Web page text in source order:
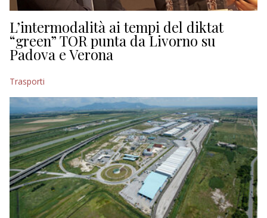
L’intermodalità ai tempi del diktat
“green” TOR punta da Livorno su
Padova e Verona
Trasporti